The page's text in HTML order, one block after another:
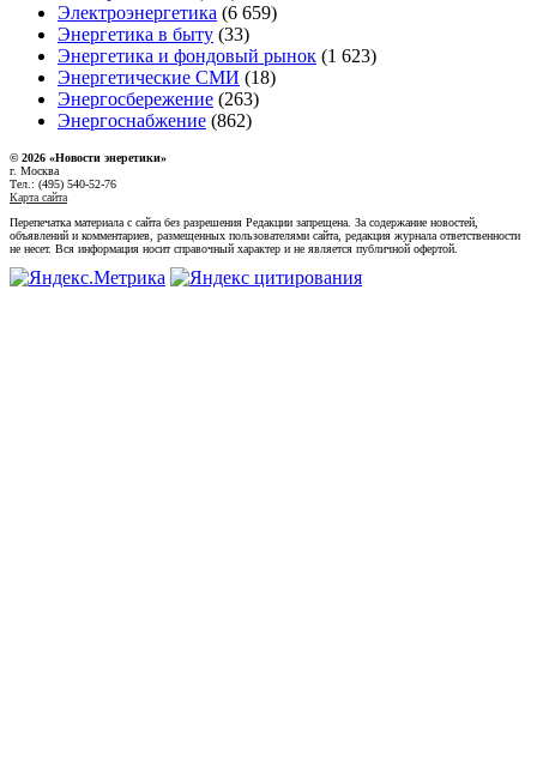
Электроэнергетика (6 659)
Энергетика в быту (33)
Энергетика и фондовый рынок (1 623)
Энергетические СМИ (18)
Энергосбережение (263)
Энергоснабжение (862)
© 2026 «Новости энеретики»
г. Москва
Тел.: (495) 540-52-76
Карта сайта
Перепечатка материала с сайта без разрешения Редакции запрещена. За содержание новостей,
объявлений и комментариев, размещенных пользователями сайта, редакция журнала ответственности
не несет. Вся информация носит справочный характер и не является публичной офертой.